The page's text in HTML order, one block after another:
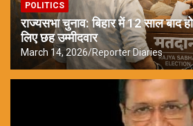
POLITICS
राज्यसभा चुनाव: बिहार में 12 साल बाद
लिए छह उम्मीदवार
March 14, 2026 Reporter Diaries